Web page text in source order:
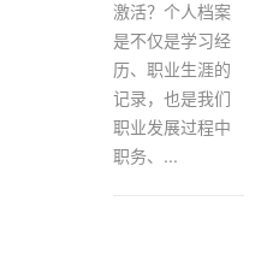
激活？个人档案
是不仅是学习经
历、职业生涯的
记录，也是我们
职业发展过程中
职务、...